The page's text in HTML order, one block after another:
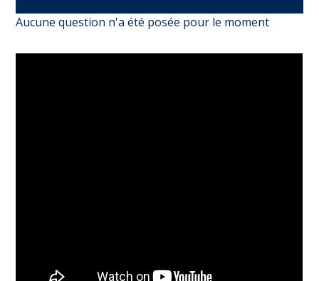
Aucune question n'a été posée pour le moment